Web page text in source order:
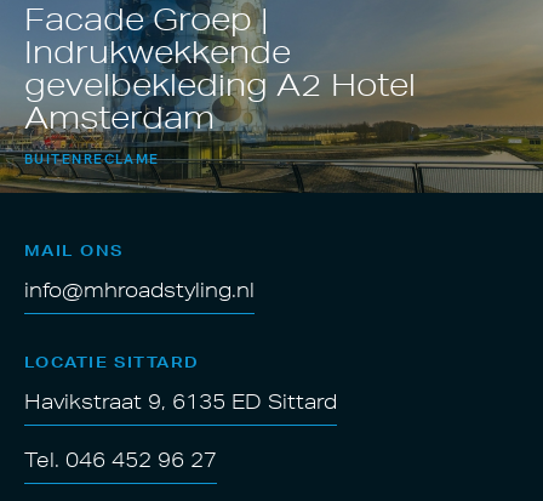
Facade Groep |
Indrukwekkende
gevelbekleding A2 Hotel
Amsterdam
BUITENRECLAME
MAIL ONS
info@mhroadstyling.nl
LOCATIE SITTARD
Havikstraat 9, 6135 ED Sittard
Tel. 046 452 96 27